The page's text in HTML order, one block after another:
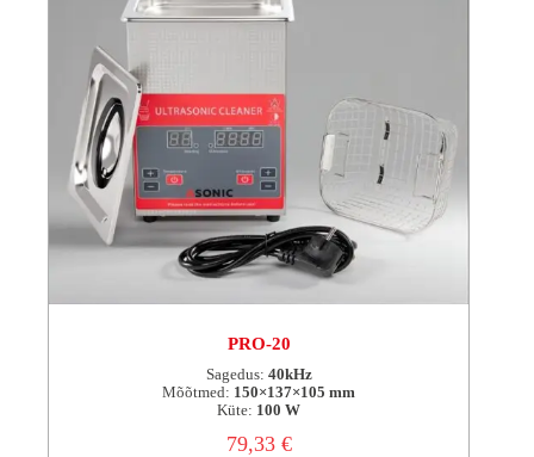
PRO-20
Sagedus: 40kHz
Mõõtmed: 150×137×105 mm
Küte: 100 W
79,33 €